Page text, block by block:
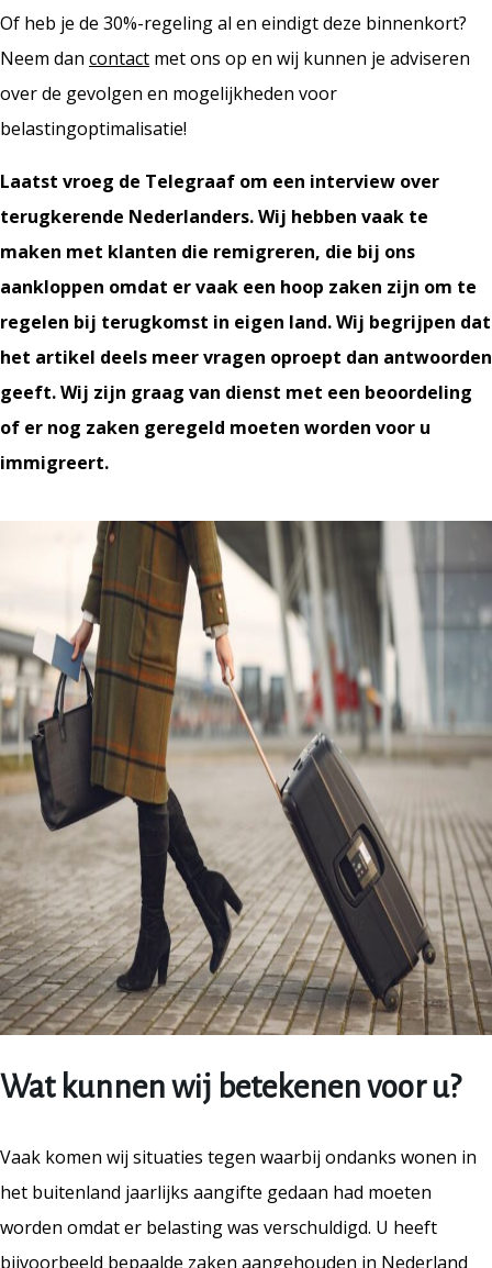
Of heb je de 30%-regeling al en eindigt deze binnenkort?
Neem dan contact met ons op en wij kunnen je adviseren
over de gevolgen en mogelijkheden voor
belastingoptimalisatie!
Laatst vroeg de Telegraaf om een interview over
terugkerende Nederlanders. Wij hebben vaak te
maken met klanten die remigreren, die bij ons
aankloppen omdat er vaak een hoop zaken zijn om te
regelen bij terugkomst in eigen land. Wij begrijpen dat
het artikel deels meer vragen oproept dan antwoorden
geeft. Wij zijn graag van dienst met een beoordeling
of er nog zaken geregeld moeten worden voor u
immigreert.
Wat kunnen wij betekenen voor u?
Vaak komen wij situaties tegen waarbij ondanks wonen in
het buitenland jaarlijks aangifte gedaan had moeten
worden omdat er belasting was verschuldigd. U heeft
bijvoorbeeld bepaalde zaken aangehouden in Nederland